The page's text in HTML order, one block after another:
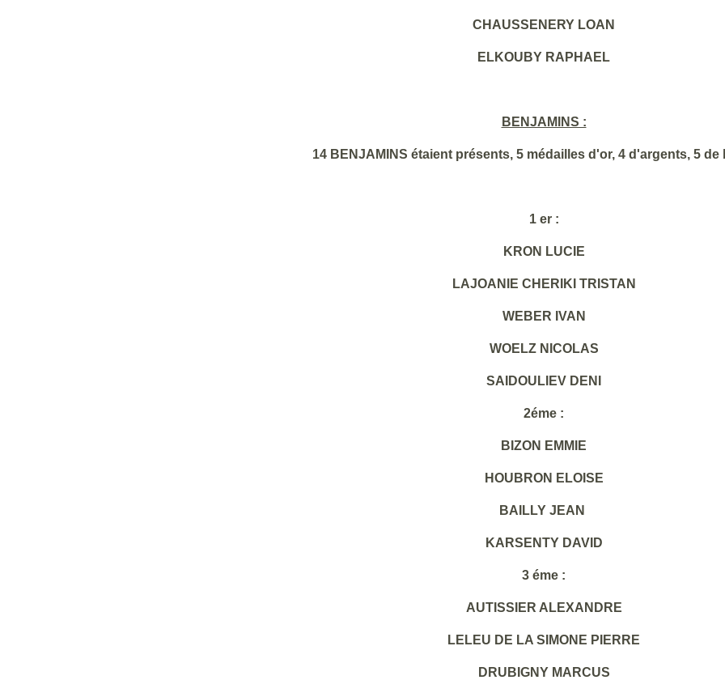
CHAUSSENERY LOAN
ELKOUBY RAPHAEL
BENJAMINS :
14 BENJAMINS étaient présents, 5 médailles d'or, 4 d'argents, 5 de
1 er :
KRON LUCIE
LAJOANIE CHERIKI TRISTAN
WEBER IVAN
WOELZ NICOLAS
SAIDOULIEV DENI
2éme :
BIZON EMMIE
HOUBRON ELOISE
BAILLY JEAN
KARSENTY DAVID
3 éme :
AUTISSIER ALEXANDRE
LELEU DE LA SIMONE PIERRE
DRUBIGNY MARCUS